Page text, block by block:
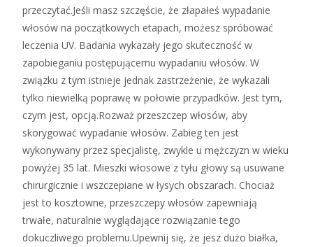
przeczytać.Jeśli masz szczęście, że złapałeś wypadanie
włosów na początkowych etapach, możesz spróbować
leczenia UV. Badania wykazały jego skuteczność w
zapobieganiu postępującemu wypadaniu włosów. W
związku z tym istnieje jednak zastrzeżenie, że wykazali
tylko niewielką poprawę w połowie przypadków. Jest tym,
czym jest, opcją.Rozważ przeszczep włosów, aby
skorygować wypadanie włosów. Zabieg ten jest
wykonywany przez specjalistę, zwykle u mężczyzn w wieku
powyżej 35 lat. Mieszki włosowe z tyłu głowy są usuwane
chirurgicznie i wszczepiane w łysych obszarach. Chociaż
jest to kosztowne, przeszczepy włosów zapewniają
trwałe, naturalnie wyglądające rozwiązanie tego
dokuczliwego problemu.Upewnij się, że jesz dużo białka,